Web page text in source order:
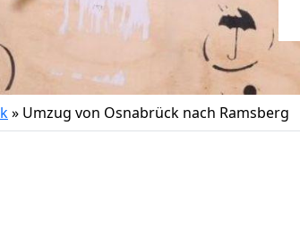
» Umzug von Osnabrück nach Ramsberg